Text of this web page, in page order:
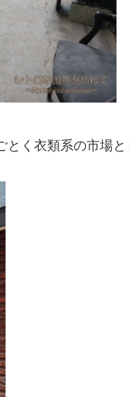
く衣類系の市場